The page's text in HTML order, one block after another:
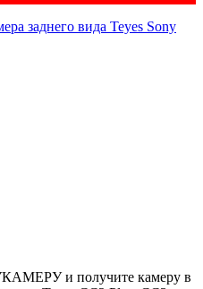
заднего вида Teyes Sony
и получите камеру в